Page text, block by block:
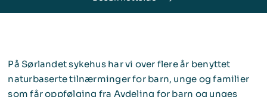
På Sørlandet sykehus har vi over flere år benyttet
naturbaserte tilnærminger for barn, unge og familier
som får oppfølging fra Avdeling for barn og unges